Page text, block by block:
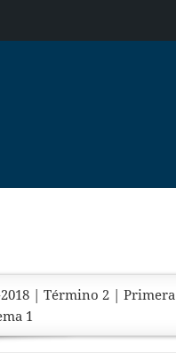
| Término 2 | Primera
1